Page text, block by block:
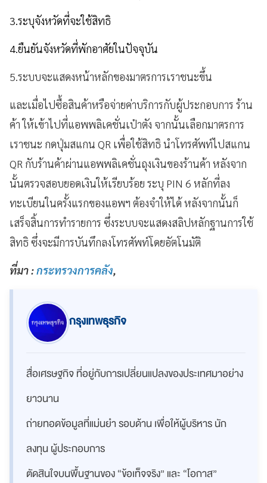
3.ระบุจังหวัดที่จะใช้สิทธิ
4.ยืนยันจังหวัดที่พักอาศัยในปัจจุบัน
5.ระบบจะแสดงหน้าหลักของมาตรการเราชนะขึ้น
และเมื่อไปซื้อสินค้าหรือจ่ายค่าบริการกับผู้ประกอบการ ร้าน
ค้า ให้เข้าไปที่แอพพลิเคชั่นเป๋าตัง จากนั้นเลือกมาตรการ
เราชนะ กดปุ่มสแกน QR เพื่อใช้สิทธิ นำโทรศัพท์ไปสแกน
QR กับร้านค้าผ่านแอพพลิเคชั่นถุงเงินของร้านค้า หลังจาก
นั้นตรวจสอบยอดเงินให้เรียบร้อย ระบุ PIN 6 หลักที่ลง
ทะเบียนในครั้งแรกของแอพฯ ต้องจำให้ได้ หลังจากนั้นก็
เสร็จสิ้นการทำรายการ ซึ่งระบบจะแสดงสลิปหลักฐานการใช้
สิทธิ ซึ่งจะมีการบันทึกลงโทรศัพท์โดยอัตโนมัติ
ที่มา :กระทรวงการคลัง,
กรุงเทพธุรกิจ
สื่อเศรษฐกิจ ที่อยู่กับการเปลี่ยนแปลงของประเทศมาอย่าง
ยาวนาน
ถ่ายทอดข้อมูลที่แม่นยำ รอบด้าน เพื่อให้ผู้บริหาร นัก
ลงทุน ผู้ประกอบการ
ตัดสินใจบนพื้นฐานของ “ข้อเท็จจริง” และ “โอกาส”